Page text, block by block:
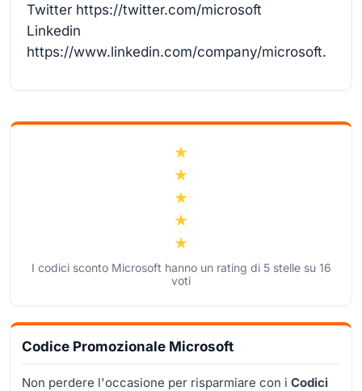
Twitter https://twitter.com/microsoft
Linkedin
https://www.linkedin.com/company/microsoft.
I codici sconto Microsoft hanno un rating di 5stelle su 16
voti
Codice Promozionale Microsoft
Non perdere l'occasione per risparmiare con i Codici